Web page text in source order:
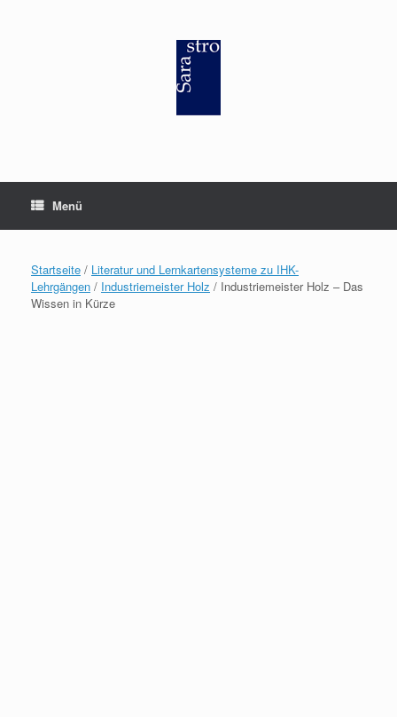
Menü
Startseite / Literatur und Lernkartensysteme zu IHK-
Lehrgängen / Industriemeister Holz / Industriemeister Holz – Das
Wissen in Kürze